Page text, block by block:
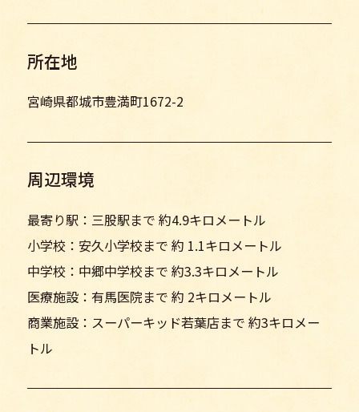
所在地
宮崎県都城市豊満町1672-2
周辺環境
最寄り駅：三股駅まで 約4.9キロメートル
小学校：安久小学校まで 約 1.1キロメートル
中学校：中郷中学校まで 約3.3キロメートル
医療施設：有馬医院まで 約 2キロメートル
商業施設：スーパーキッド若葉店まで 約3キロメー
トル